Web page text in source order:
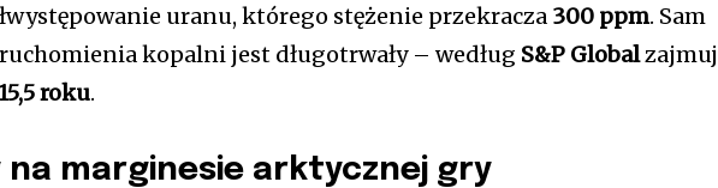
uranu, którego stężenie przekracza 300 ppm. Sam
kopalni jest długotrwały – według S&P Global
15,5 roku.
na marginesie arktycznej gry